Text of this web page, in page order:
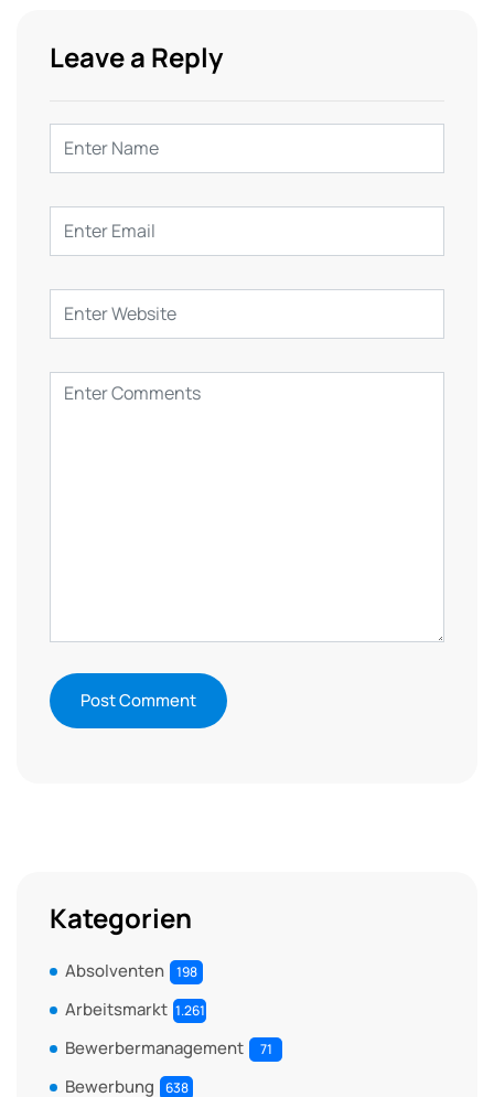
Leave a Reply
Kategorien
Absolventen 198
Arbeitsmarkt 1.261
Bewerbermanagement 71
Bewerbung 638